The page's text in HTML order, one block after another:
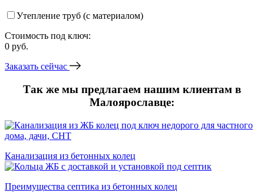
Утепление труб (с материалом)
Стоимость под ключ:
0 руб.
Заказать сейчас
Так же мы предлагаем нашим клиентам в
Малоярославце:
Канализация из бетонных колец
Преимущества септика из бетонных колец